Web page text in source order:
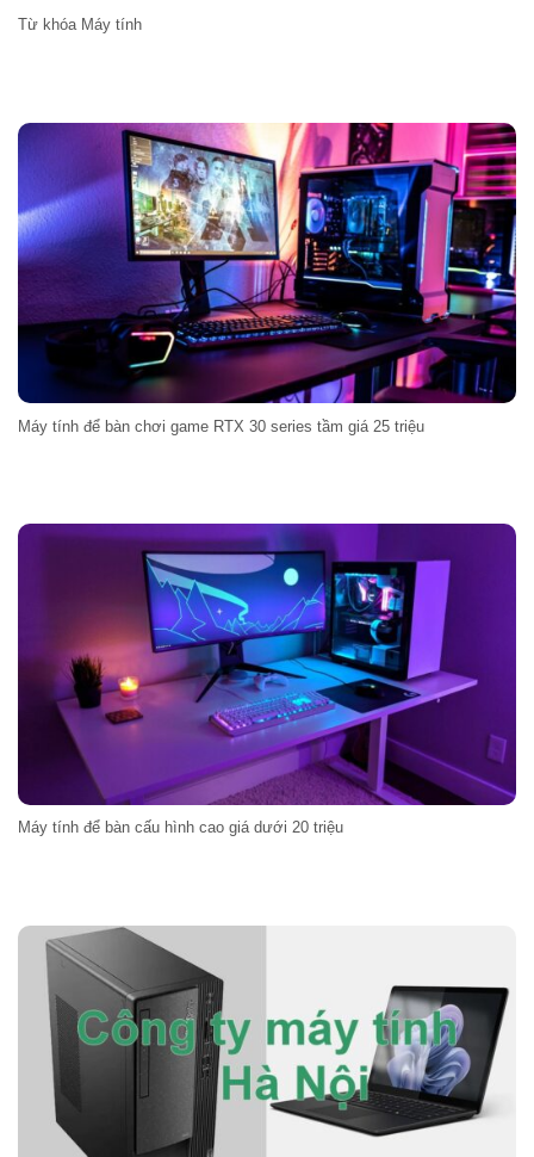
Từ khóa Máy tính
Máy tính để bàn chơi game RTX 30 series tầm giá 25 triệu
Máy tính để bàn cấu hình cao giá dưới 20 triệu